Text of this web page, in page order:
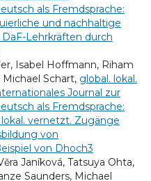
als Fremdsprache:
und nachhaltige
Lehrkräften durch
Isabel Hoffmann, Riham
Michael Schart, global. lokal.
Journal zur
als Fremdsprache:
lokal. vernetzt. Zugänge
von
von Dhoch3
Janíková, Tatsuya Ohta,
Saunders, Michael